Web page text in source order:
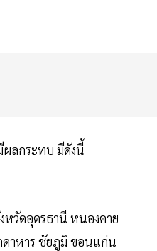
ผลกระทบ มีดังนี้
วัดอุดรธานี หนองคาย
าหาร ชัยภูมิ ขอนแก่น